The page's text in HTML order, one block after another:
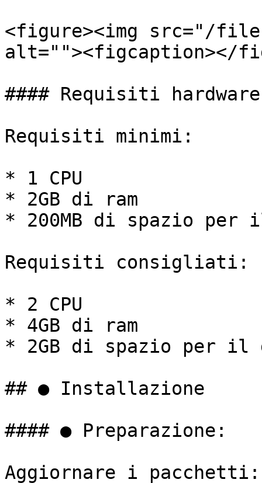
<figure><img src="/files/
alt=""><figcaption></
#### Requisiti hardware
Requisiti minimi:
* 1 CPU
* 2GB di ram
* 200MB di spazio per
Requisiti consigliati:
* 2 CPU
* 4GB di ram
* 2GB di spazio per il
## ● Installazione
#### ● Preparazione:
Aggiornare i pacchetti: